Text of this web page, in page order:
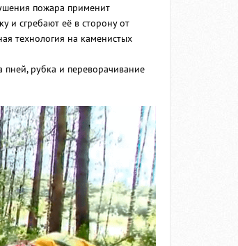
пожара применит
и сгребают её в сторону от
технология на каменистых
рубка и переворачивание